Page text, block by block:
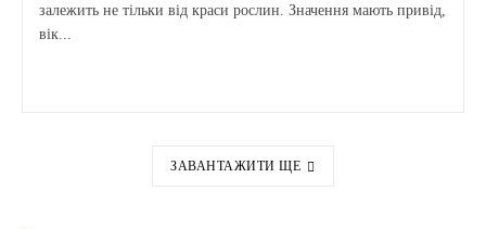
залежить не тільки від краси рослин. Значення мають привід,
вік...
ЗАВАНТАЖИТИ ЩЕ